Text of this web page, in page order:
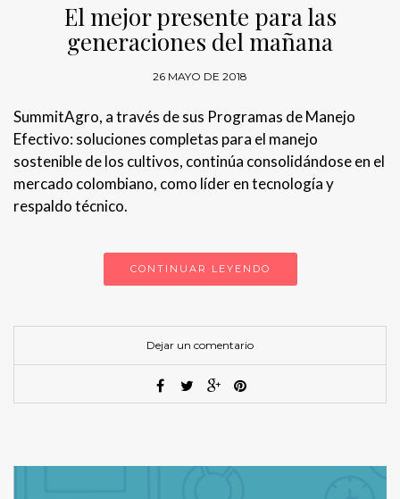
El mejor presente para las
generaciones del mañana
26 MAYO DE 2018
SummitAgro, a través de sus Programas de Manejo
Efectivo: soluciones completas para el manejo
sostenible de los cultivos, continúa consolidándose en el
mercado colombiano, como líder en tecnología y
respaldo técnico.
CONTINUAR LEYENDO
Dejar un comentario